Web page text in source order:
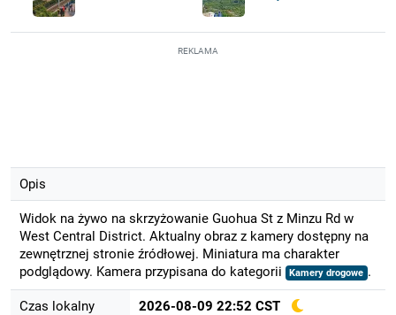
REKLAMA
Opis
Widok na żywo na skrzyżowanie Guohua St z Minzu Rd w
West Central District. Aktualny obraz z kamery dostępny na
zewnętrznej stronie źródłowej. Miniatura ma charakter
podglądowy. Kamera przypisana do kategorii
Kamery drogowe .
Czas lokalny 2026-08-09 22:52 CST